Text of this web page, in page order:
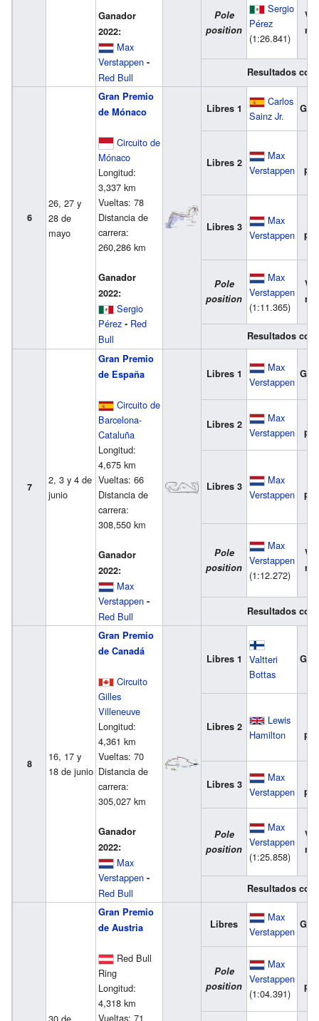
Ganador
2022:
Max
Verstappen -
Red Bull
Pole
position
Sergio
Pérez
(1:26.841)
Resultados
6
26, 27 y
28 de
mayo
Gran Premio
de Mónaco
Circuito de
Mónaco
Longitud:
3,337 km
Vueltas: 78
Distancia de
carrera:
260,286 km
Ganador
2022:
Sergio
Pérez - Red
Bull
Libres 1
Carlos
Sainz Jr.
Libres 2
Max
Verstappen
Libres 3
Max
Verstappen
Pole
position
Max
Verstappen
(1:11.365)
Resultados
7
2, 3 y 4 de
junio
Gran Premio
de España
Circuito de
Barcelona-
Cataluña
Longitud:
4,675 km
Vueltas: 66
Distancia de
carrera:
308,550 km
Ganador
2022:
Max
Verstappen -
Red Bull
Libres 1
Max
Verstappen
Libres 2
Max
Verstappen
Libres 3
Max
Verstappen
Pole
position
Max
Verstappen
(1:12.272)
Resultados
8
16, 17 y
18 de junio
Gran Premio
de Canadá
Circuito
Gilles
Villeneuve
Longitud:
4,361 km
Vueltas: 70
Distancia de
carrera:
305,027 km
Ganador
2022:
Max
Verstappen -
Red Bull
Libres 1
Valtteri
Bottas
Libres 2
Lewis
Hamilton
Libres 3
Max
Verstappen
Pole
position
Max
Verstappen
(1:25.858)
Resultados
30 de
Gran Premio
de Austria
Red Bull
Ring
Longitud:
4,318 km
Vueltas: 71
Libres
Max
Verstappen
Pole
position
Max
Verstappen
(1:04.391)